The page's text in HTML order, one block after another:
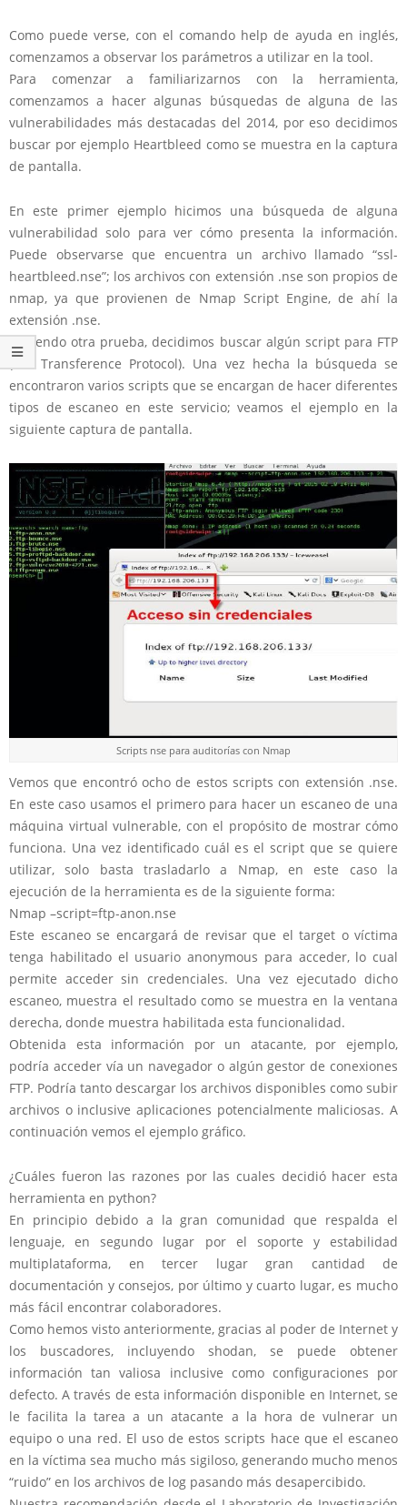
Como puede verse, con el comando help de ayuda en inglés,
comenzamos a observar los parámetros a utilizar en la tool.
Para comenzar a familiarizarnos con la herramienta,
comenzamos a hacer algunas búsquedas de alguna de las
vulnerabilidades más destacadas del 2014, por eso decidimos
buscar por ejemplo Heartbleed como se muestra en la captura
de pantalla.
En este primer ejemplo hicimos una búsqueda de alguna
vulnerabilidad solo para ver cómo presenta la información.
Puede observarse que encuentra un archivo llamado “ssl-
heartbleed.nse”; los archivos con extensión .nse son propios de
nmap, ya que provienen de Nmap Script Engine, de ahí la
extensión .nse.
Haciendo otra prueba, decidimos buscar algún script para FTP
(File Transference Protocol). Una vez hecha la búsqueda se
encontraron varios scripts que se encargan de hacer diferentes
tipos de escaneo en este servicio; veamos el ejemplo en la
siguiente captura de pantalla.
Scripts nse para auditorías con Nmap
Vemos que encontró ocho de estos scripts con extensión .nse.
En este caso usamos el primero para hacer un escaneo de una
máquina virtual vulnerable, con el propósito de mostrar cómo
funciona. Una vez identificado cuál es el script que se quiere
utilizar, solo basta trasladarlo a Nmap, en este caso la
ejecución de la herramienta es de la siguiente forma:
Nmap –script=ftp-anon.nse
Este escaneo se encargará de revisar que el target o víctima
tenga habilitado el usuario anonymous para acceder, lo cual
permite acceder sin credenciales. Una vez ejecutado dicho
escaneo, muestra el resultado como se muestra en la ventana
derecha, donde muestra habilitada esta funcionalidad.
Obtenida esta información por un atacante, por ejemplo,
podría acceder vía un navegador o algún gestor de conexiones
FTP. Podría tanto descargar los archivos disponibles como subir
archivos o inclusive aplicaciones potencialmente maliciosas. A
continuación vemos el ejemplo gráfico.
¿Cuáles fueron las razones por las cuales decidió hacer esta
herramienta en python?
En principio debido a la gran comunidad que respalda el
lenguaje, en segundo lugar por el soporte y estabilidad
multiplataforma, en tercer lugar gran cantidad de
documentación y consejos, por último y cuarto lugar, es mucho
más fácil encontrar colaboradores.
Como hemos visto anteriormente, gracias al poder de Internet y
los buscadores, incluyendo shodan, se puede obtener
información tan valiosa inclusive como configuraciones por
defecto. A través de esta información disponible en Internet, se
le facilita la tarea a un atacante a la hora de vulnerar un
equipo o una red. El uso de estos scripts hace que el escaneo
en la víctima sea mucho más sigiloso, generando mucho menos
“ruido” en los archivos de log pasando más desapercibido.